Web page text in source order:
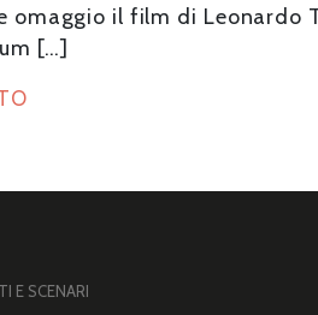
omaggio il film di Leonardo
[…]
E SCENARI